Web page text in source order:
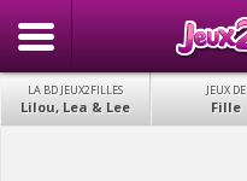
LA BD JEUX2FILLES
Lilou, Lea & Lee
JEUX DE
Fille